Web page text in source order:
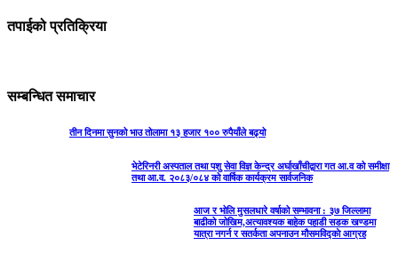
तपाईको प्रतिक्रिया
सम्बन्धित समाचार
तीन दिनमा सुनको भाउ तोलामा १३ हजार १०० रुपैयाँले बढ्यो
भेटेरिनरी अस्पताल तथा पशु सेवा विज्ञ केन्द्र अर्घाखाँचीद्वारा गत आ.व को समीक्षा
तथा आ.व. २०८३/०८४ को वार्षिक कार्यक्रम सार्वजनिक
आज र भोलि मुसलधारे वर्षाको सम्भावना : ३७ जिल्लामा
बाढीको जोखिम,अत्यावश्यक बाहेक पहाडी सडक खण्डमा
यात्रा नगर्न र सतर्कता अपनाउन मौसमविद्काे आग्रह